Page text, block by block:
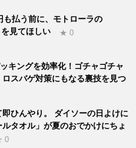
も払う前に、モトローラの
見てほしい
★ 0
キングを効率化！ゴチャゴチャ
ロスバゲ対策にもなる裏技を見つ
ひんやり。 ダイソーの日よけに
タオル」が夏のおでかけにちょ
0